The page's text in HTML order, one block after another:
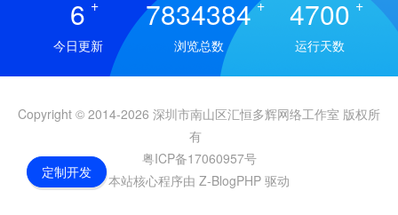
6 +
今日更新
7834384 +
浏览总数
4700 +
运行天数
Copyright © 2014-2026 深圳市南山区汇恒多辉网络工作室 版权所
有
粤ICP备17060957号
本站核心程序由 Z-BlogPHP 驱动
定制开发